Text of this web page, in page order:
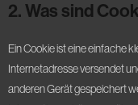
2. Was sind
Ein Cookie ist eine einfache
Internetadresse versendet
anderen Gerät gespeichert